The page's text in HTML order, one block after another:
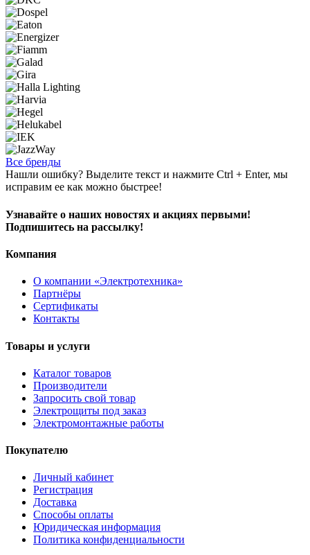
Все бренды
Нашли ошибку? Выделите текст и нажмите Ctrl + Enter, мы
исправим ее как можно быстрее!
Узнавайте о наших новостях и акциях первыми!
Подпишитесь на рассылку!
Компания
О компании «Электротехника»
Партнёры
Сертификаты
Контакты
Товары и услуги
Каталог товаров
Производители
Запросить свой товар
Электрощиты под заказ
Электромонтажные работы
Покупателю
Личный кабинет
Регистрация
Доставка
Способы оплаты
Юридическая информация
Политика конфиденциальности